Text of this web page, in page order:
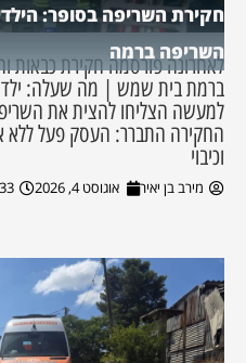
חקירת השריפה בסופר:
השריפה ברמה
לאחרונה פורסמה חקירת כבאות
ברמת בית שמש | מה שעלה:
למעשה הצליחו להצית את
החקירה התברר: העסק פעל ללא
וכיבוי
מירב בן יאיר אוגוסט 4, 2026 pm